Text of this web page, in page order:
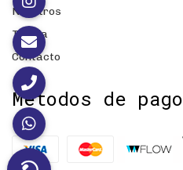
Nosotros
Tienda
Contacto
Métodos de pago